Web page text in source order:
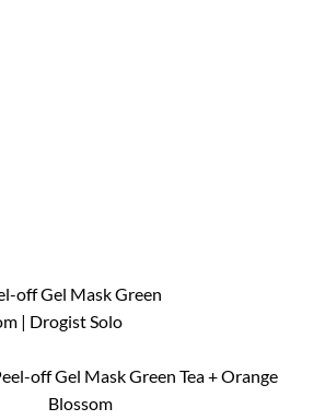
off Gel Mask Green Tea + Orange
Blossom